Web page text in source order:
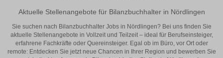
Aktuelle Stellenangebote für Bilanzbuchhalter in Nördlingen
Sie suchen nach Bilanzbuchhalter Jobs in Nördlingen? Bei uns finden Sie
aktuelle Stellenangebote in Vollzeit und Teilzeit – ideal für Berufseinsteiger,
erfahrene Fachkräfte oder Quereinsteiger. Egal ob im Büro, vor Ort oder
remote: Entdecken Sie jetzt neue Chancen in Ihrer Region und bewerben Sie